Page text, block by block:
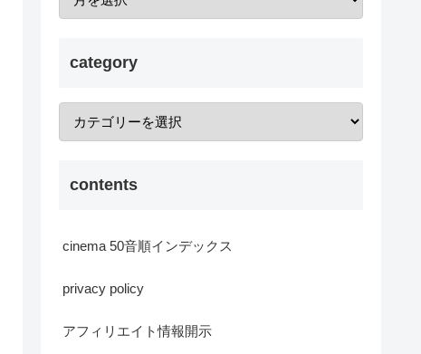
category
contents
cinema 50音順インデックス
privacy policy
アフィリエイト情報開示